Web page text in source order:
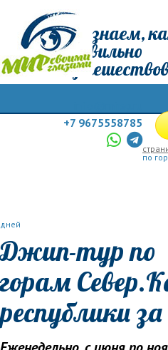
Мы знаем,
правильно
+7 9675558785
по
дней
Джип-тур по
горам
республики